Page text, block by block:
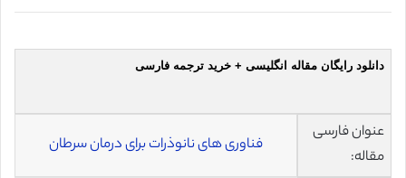
دانلود رایگان مقاله انگلیسی + خرید ترجمه فارسی
عنوان فارسی
مقاله:
فناوری های نانوذرات برای درمان سرطان